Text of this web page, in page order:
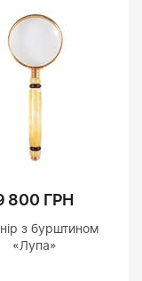
800 ГРН
з бурштином
«Лупа»